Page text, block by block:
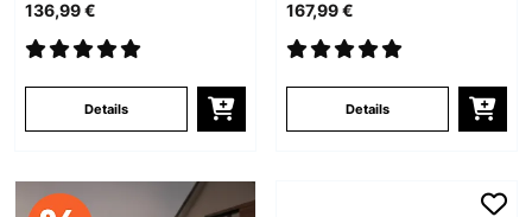
136,99 €
Details
167,99 €
Details